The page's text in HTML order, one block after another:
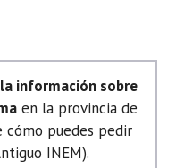
la información sobre
en la provincia de
cómo puedes pedir
INEM).